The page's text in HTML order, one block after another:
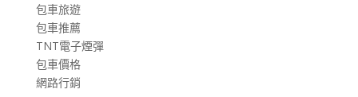
包車旅遊
包車推薦
TNT電子煙彈
包車價格
網路行銷